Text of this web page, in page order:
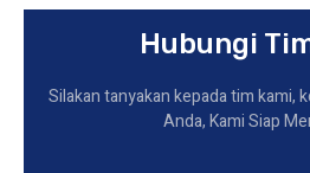
Hubungi
Silakan tanyakan kepada tim kami,
Anda, Kami Siap